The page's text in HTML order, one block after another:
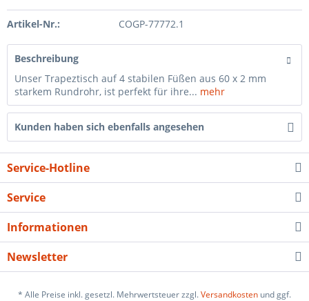
Artikel-Nr.: COGP-77772.1
Beschreibung
Unser Trapeztisch auf 4 stabilen Füßen aus 60 x 2 mm
starkem Rundrohr, ist perfekt für ihre... mehr
Kunden haben sich ebenfalls angesehen
Service-Hotline
Service
Informationen
Newsletter
* Alle Preise inkl. gesetzl. Mehrwertsteuer zzgl.Versandkosten und ggf.